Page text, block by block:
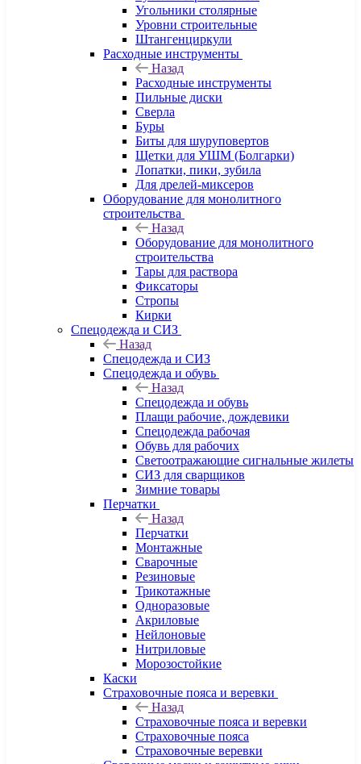
Угольники столярные
Уровни строительные
Штангенциркули
Расходные инструменты
Назад
Расходные инструменты
Пильные диски
Сверла
Буры
Биты для шуруповертов
Щетки для УШМ (Болгарки)
Лопатки, пики, зубила
Для дрелей-миксеров
Оборудование для монолитного
строительства
Назад
Оборудование для монолитного
строительства
Тары для раствора
Фиксаторы
Стропы
Кирки
Спецодежда и СИЗ
Назад
Спецодежда и СИЗ
Спецодежда и обувь
Назад
Спецодежда и обувь
Плащи рабочие, дождевики
Спецодежда рабочая
Обувь для рабочих
Светоотражающие сигнальные жилеты
СИЗ для сварщиков
Зимние товары
Перчатки
Назад
Перчатки
Монтажные
Сварочные
Резиновые
Трикотажные
Одноразовые
Акриловые
Нейлоновые
Нитриловые
Морозостойкие
Каски
Страховочные пояса и веревки
Назад
Страховочные пояса и веревки
Страховочные пояса
Страховочные веревки